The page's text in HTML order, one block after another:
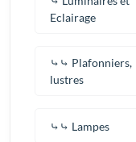
Eclairage
⤷⤷ Plafonniers,
lustres
⤷⤷ Lampes